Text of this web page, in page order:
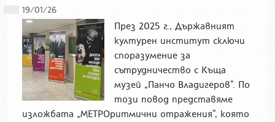
19/01/26
През 2025 г., Държавният
културен институт сключи
споразумение за
сътрудничество с Къща
музей „Панчо Владигеров“. По
този повод представяме
изложбата „МЕТРОритмични отражения“, която